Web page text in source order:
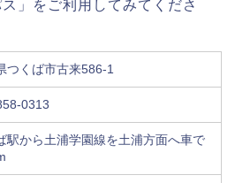
」をご利用してみてくださ
つくば市古来586-1
0313
駅から土浦学園線を土浦方面へ車で